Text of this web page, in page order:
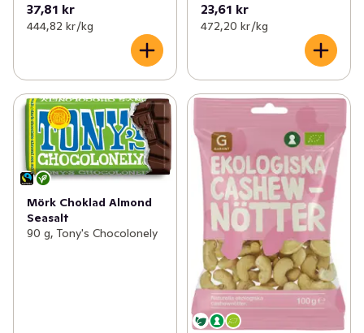
37,81 kr
444,82 kr /kg
23,61 kr
472,20 kr /kg
Mörk Choklad Almond
Seasalt
90 g, Tony's Chocolonely